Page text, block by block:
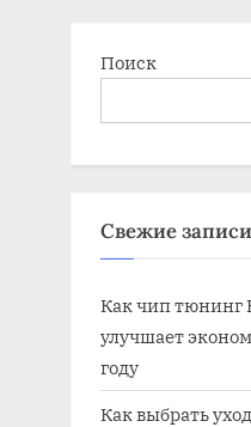
Поиск
Свежие записи
Как чип тюнинг
улучшает
году
Как выбрать